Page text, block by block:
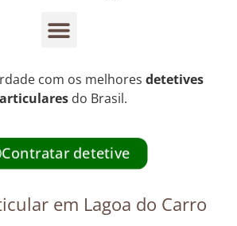
com os melhores detetives
do Brasil.
detetive
em Lagoa do Carro